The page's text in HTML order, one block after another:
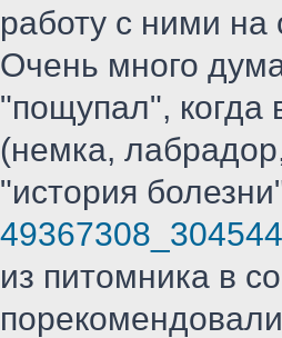
работу с ними
Очень много
"пощупал", когда
(немка,
"история
из питомника в